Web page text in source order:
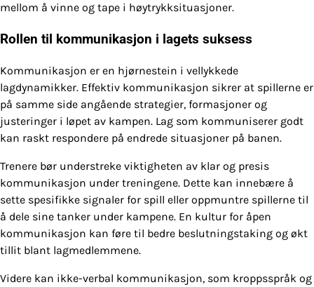
mellom å vinne og tape i høytrykksituasjoner.
Rollen til kommunikasjon i lagets suksess
Kommunikasjon er en hjørnestein i vellykkede
lagdynamikker. Effektiv kommunikasjon sikrer at spillerne er
på samme side angående strategier, formasjoner og
justeringer i løpet av kampen. Lag som kommuniserer godt
kan raskt respondere på endrede situasjoner på banen.
Trenere bør understreke viktigheten av klar og presis
kommunikasjon under treningene. Dette kan innebære å
sette spesifikke signaler for spill eller oppmuntre spillerne til
å dele sine tanker under kampene. En kultur for åpen
kommunikasjon kan føre til bedre beslutningstaking og økt
tillit blant lagmedlemmene.
Videre kan ikke-verbal kommunikasjon, som kroppsspråk og